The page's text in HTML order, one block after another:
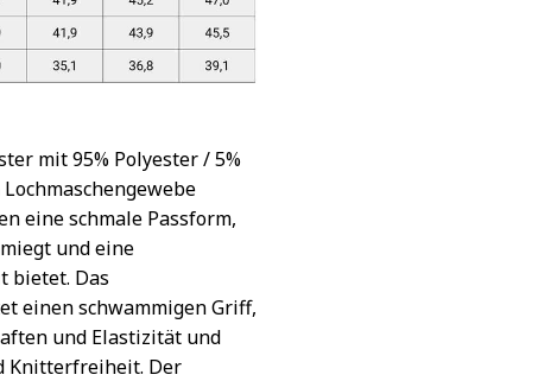
mit 95% Polyester / 5%
eine schmale Passform,
und eine
bietet. Das
einen schwammigen Griff,
und Elastizität und
Knitterfreiheit. Der